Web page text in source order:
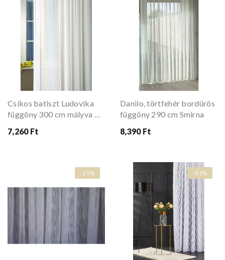
Csíkos batiszt Ludovika
függöny 300 cm mályva és
7,260 Ft
Danilo, törtfehér bordürös
függöny 290 cm Smirna
8,390 Ft
-21% -51%